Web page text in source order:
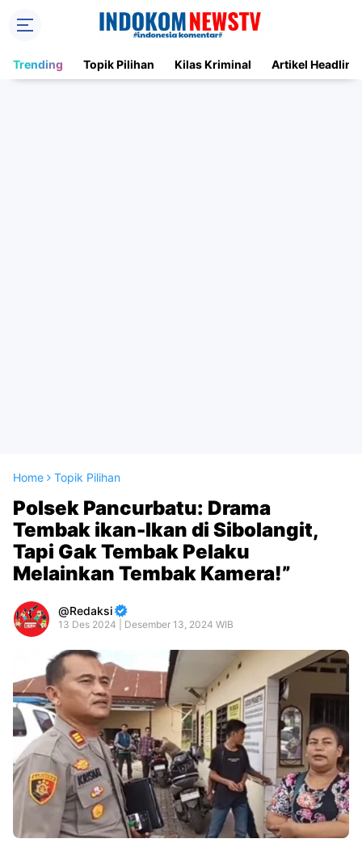
Trending Topik Pilihan Kilas Kriminal Artikel Headline
Home Topik Pilihan
Polsek Pancurbatu: Drama
Tembak ikan-Ikan di Sibolangit,
Tapi Gak Tembak Pelaku
Melainkan Tembak Kamera!”
Redaksi
13 Des 2024 | Desember 13, 2024 WIB